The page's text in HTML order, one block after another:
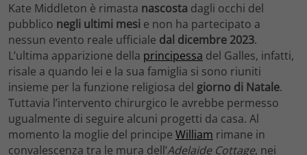
Kate Middleton è rimasta nascosta dagli occhi del
pubblico negli ultimi mesi e non ha partecipato a
nessun evento reale ufficiale dal dicembre 2023.
L’ultima apparizione della principessa del Galles, infatti,
risale a quando lei e la sua famiglia si sono riuniti
insieme per la funzione religiosa del giorno di Natale.
Tuttavia l’intervento chirurgico le avrebbe permesso
ugualmente di seguire alcuni progetti da casa. Al
momento la moglie del principe William rimane in
convalescenza tra le mura dell’Adelaide Cottage, nei